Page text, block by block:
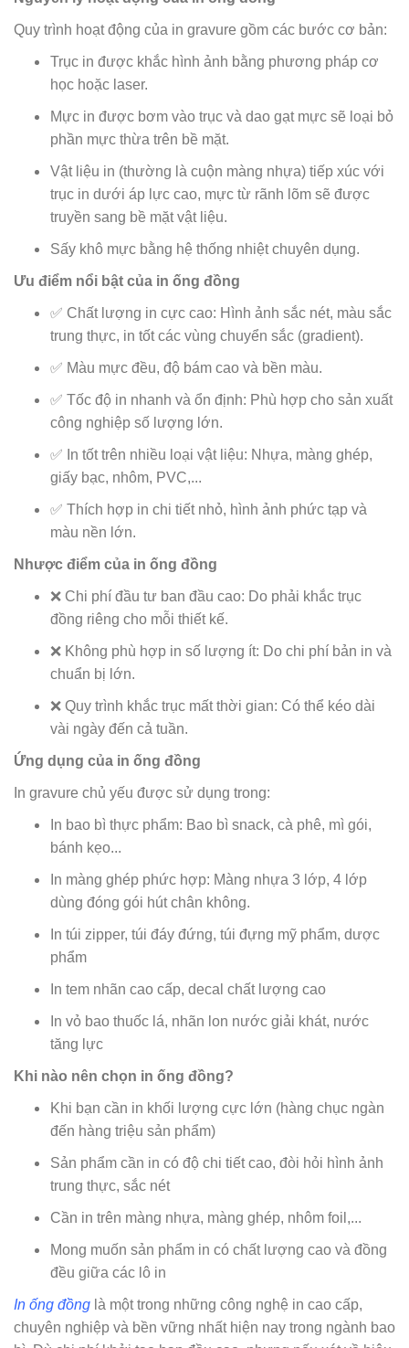
Quy trình hoạt động của in gravure gồm các bước cơ bản:
Trục in được khắc hình ảnh bằng phương pháp cơ
học hoặc laser.
Mực in được bơm vào trục và dao gạt mực sẽ loại bỏ
phần mực thừa trên bề mặt.
Vật liệu in (thường là cuộn màng nhựa) tiếp xúc với
trục in dưới áp lực cao, mực từ rãnh lõm sẽ được
truyền sang bề mặt vật liệu.
Sấy khô mực bằng hệ thống nhiệt chuyên dụng.
Ưu điểm nổi bật của in ống đồng
✅ Chất lượng in cực cao: Hình ảnh sắc nét, màu sắc
trung thực, in tốt các vùng chuyển sắc (gradient).
✅ Màu mực đều, độ bám cao và bền màu.
✅ Tốc độ in nhanh và ổn định: Phù hợp cho sản xuất
công nghiệp số lượng lớn.
✅ In tốt trên nhiều loại vật liệu: Nhựa, màng ghép,
giấy bạc, nhôm, PVC,...
✅ Thích hợp in chi tiết nhỏ, hình ảnh phức tạp và
màu nền lớn.
Nhược điểm của in ống đồng
❌ Chi phí đầu tư ban đầu cao: Do phải khắc trục
đồng riêng cho mỗi thiết kế.
❌ Không phù hợp in số lượng ít: Do chi phí bản in và
chuẩn bị lớn.
❌ Quy trình khắc trục mất thời gian: Có thể kéo dài
vài ngày đến cả tuần.
Ứng dụng của in ống đồng
In gravure chủ yếu được sử dụng trong:
In bao bì thực phẩm: Bao bì snack, cà phê, mì gói,
bánh kẹo...
In màng ghép phức hợp: Màng nhựa 3 lớp, 4 lớp
dùng đóng gói hút chân không.
In túi zipper, túi đáy đứng, túi đựng mỹ phẩm, dược
phẩm
In tem nhãn cao cấp, decal chất lượng cao
In vỏ bao thuốc lá, nhãn lon nước giải khát, nước
tăng lực
Khi nào nên chọn in ống đồng?
Khi bạn cần in khối lượng cực lớn (hàng chục ngàn
đến hàng triệu sản phẩm)
Sản phẩm cần in có độ chi tiết cao, đòi hỏi hình ảnh
trung thực, sắc nét
Cần in trên màng nhựa, màng ghép, nhôm foil,...
Mong muốn sản phẩm in có chất lượng cao và đồng
đều giữa các lô in
In ống đồng là một trong những công nghệ in cao cấp,
chuyên nghiệp và bền vững nhất hiện nay trong ngành bao